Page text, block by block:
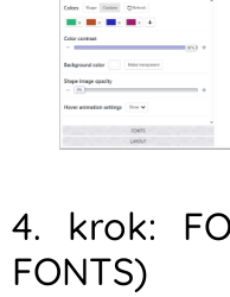
4. krok:
FONTS)